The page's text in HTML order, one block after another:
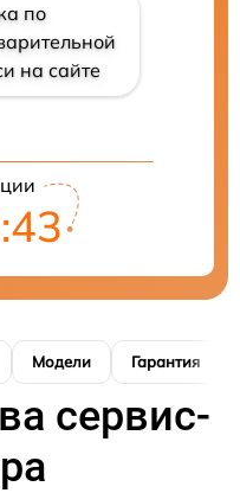
по
на сайте
Модели Гарантия
сервис-